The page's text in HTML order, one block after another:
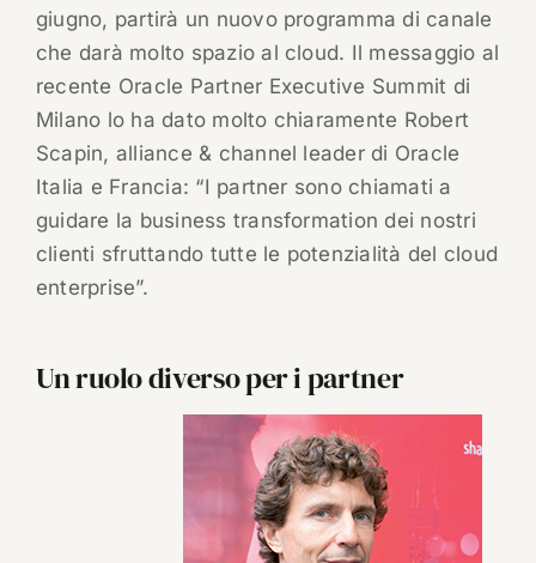
giugno, partirà un nuovo programma di canale
che darà molto spazio al cloud. Il messaggio al
recente Oracle Partner Executive Summit di
Milano lo ha dato molto chiaramente Robert
Scapin, alliance & channel leader di Oracle
Italia e Francia: “I partner sono chiamati a
guidare la business transformation dei nostri
clienti sfruttando tutte le potenzialità del cloud
enterprise”.
Un ruolo diverso per i partner